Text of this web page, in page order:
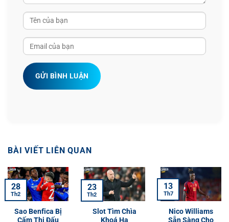
GỬI BÌNH LUẬN
BÀI VIẾT LIÊN QUAN
Sao Benfica Bị
Cấm Thi Đấu
28
Th2
Slot Tìm Chìa
Khoá Hạ
23
Th2
Nico Williams
Sẵn Sàng Cho
13
Th7